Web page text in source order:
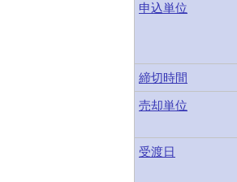
申込単位
締切時間
売却単位
受渡日